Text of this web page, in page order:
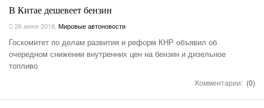
В Китае дешевеет бензин
26 июня 2018 Мировые автоновости
Госкомитет по делам развития и реформ КНР объявил об
очередном снижении внутренних цен на бензин и дизельное
топливо
Комментарии: (0)